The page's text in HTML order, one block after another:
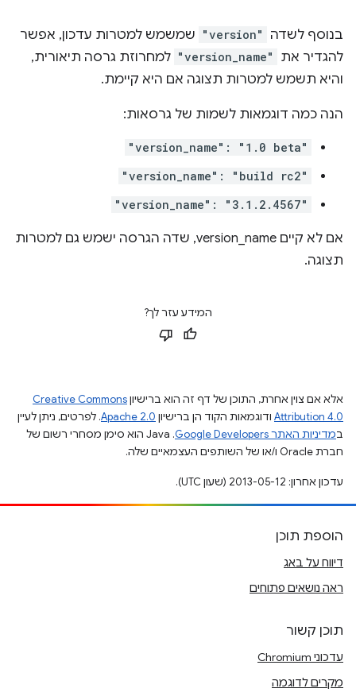
בנוסף לשדה "version" שמשמש למטרות עדכון, אפשר
להגדיר את
"version_name" למחרוזת גרסה תיאורית,
והיא תשמש למטרות תצוגה אם היא קיימת.
הנה כמה דוגמאות לשמות של גרסאות:
"version_name": "1.0 beta"
"version_name": "build rc2"
"version_name": "3.1.2.4567"
אם לא קיים version_name, שדה הגרסה ישמש גם למטרות
תצוגה.
המידע עזר לך?
אלא אם צוין אחרת, התוכן של דף זה הוא ברישיוןCreative Commons
Attribution 4.0 ודוגמאות הקוד הן ברישיון Apache 2.0. לפרטים, ניתן לעיין
במדיניות האתר Google Developers‏
.‏ Java הוא סימן מסחרי רשום של
חברת Oracle ו/או של השותפים העצמאיים שלה.
עדכון אחרון: 2013-05-12 (שעון UTC).
הוספת תוכן
דיווח על באג
ראה נושאים פתוחים
תוכן קשור
עדכוני Chromium
מקרים לדוגמה